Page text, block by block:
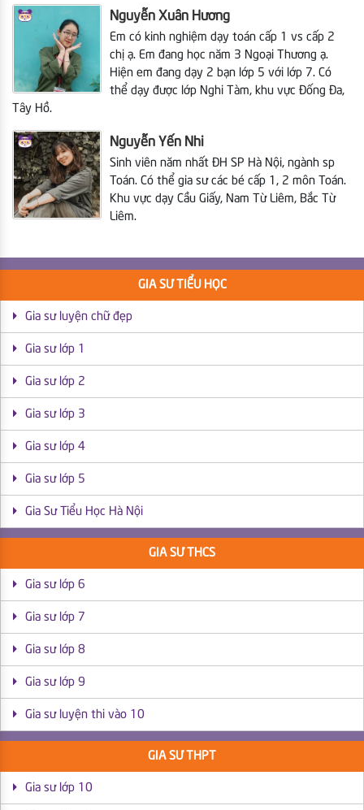
Nguyễn Xuân Hương
Em có kinh nghiệm dạy toán cấp 1 vs cấp 2
chị ạ. Em đang học năm 3 Ngoại Thương ạ.
Hiện em đang dạy 2 bạn lớp 5 với lớp 7. Có
thể dạy được lớp Nghi Tàm, khu vực Đống Đa,
Tây Hồ.
Nguyễn Yến Nhi
Sinh viên năm nhất ĐH SP Hà Nội, ngành sp
Toán. Có thể gia sư các bé cấp 1, 2 môn Toán.
Khu vực dạy Cầu Giấy, Nam Từ Liêm, Bắc Từ
Liêm.
GIA SƯ TIỂU HỌC
Gia sư luyện chữ đẹp
Gia sư lớp 1
Gia sư lớp 2
Gia sư lớp 3
Gia sư lớp 4
Gia sư lớp 5
Gia Sư Tiểu Học Hà Nội
GIA SƯ THCS
Gia sư lớp 6
Gia sư lớp 7
Gia sư lớp 8
Gia sư lớp 9
Gia sư luyện thi vào 10
GIA SƯ THPT
Gia sư lớp 10